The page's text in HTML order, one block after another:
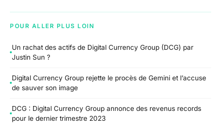
POUR ALLER PLUS LOIN
Un rachat des actifs de Digital Currency Group (DCG) par
Justin Sun ?
Digital Currency Group rejette le procès de Gemini et l’accuse
de sauver son image
DCG : Digital Currency Group annonce des revenus records
pour le dernier trimestre 2023